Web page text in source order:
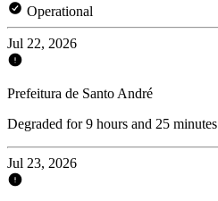
Operational
Jul 22, 2026
Prefeitura de Santo André
Degraded for 9 hours and 25 minutes
Jul 23, 2026